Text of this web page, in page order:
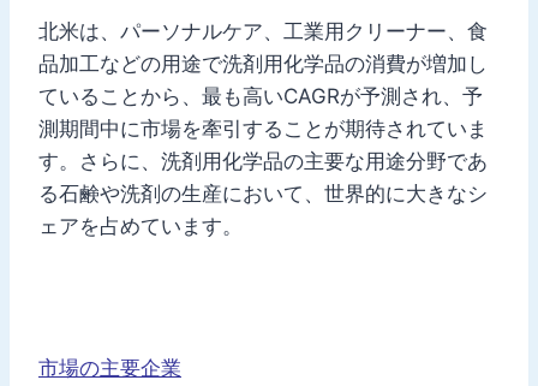
北米は、パーソナルケア、工業用クリーナー、食
品加工などの用途で洗剤用化学品の消費が増加し
ていることから、最も高いCAGRが予測され、予
測期間中に市場を牽引することが期待されていま
す。さらに、洗剤用化学品の主要な用途分野であ
る石鹸や洗剤の生産において、世界的に大きなシ
ェアを占めています。
市場の主要企業